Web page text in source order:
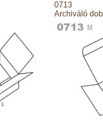
0713
Archiváló